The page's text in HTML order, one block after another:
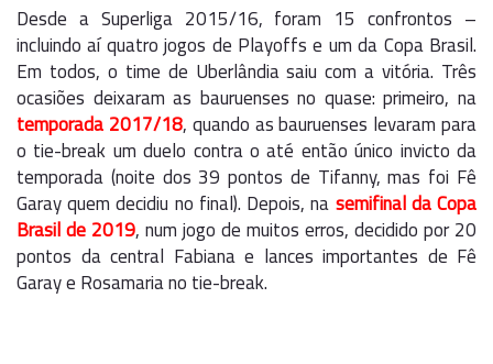
Desde a Superliga 2015/16, foram 15 confrontos –
incluindo aí quatro jogos de Playoffs e um da Copa Brasil.
Em todos, o time de Uberlândia saiu com a vitória. Três
ocasiões deixaram as bauruenses no quase: primeiro, na
temporada 2017/18, quando as bauruenses levaram para
o tie-break um duelo contra o até então único invicto da
temporada (noite dos 39 pontos de Tifanny, mas foi Fê
Garay quem decidiu no final). Depois, nasemifinal da Copa
Brasil de 2019, num jogo de muitos erros, decidido por 20
pontos da central Fabiana e lances importantes de Fê
Garay e Rosamaria no tie-break.